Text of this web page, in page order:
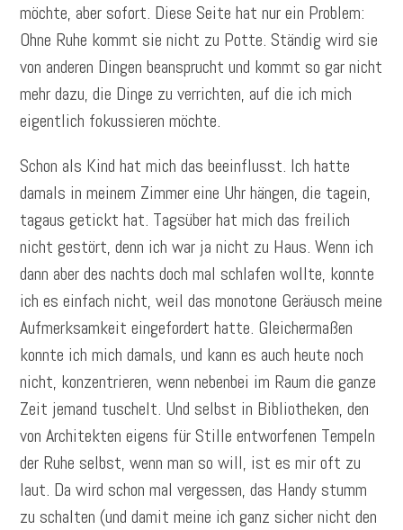
möchte, aber sofort. Diese Seite hat nur ein Problem:
Ohne Ruhe kommt sie nicht zu Potte. Ständig wird sie
von anderen Dingen beansprucht und kommt so gar nicht
mehr dazu, die Dinge zu verrichten, auf die ich mich
eigentlich fokussieren möchte.
Schon als Kind hat mich das beeinflusst. Ich hatte
damals in meinem Zimmer eine Uhr hängen, die tagein,
tagaus getickt hat. Tagsüber hat mich das freilich
nicht gestört, denn ich war ja nicht zu Haus. Wenn ich
dann aber des nachts doch mal schlafen wollte, konnte
ich es einfach nicht, weil das monotone Geräusch meine
Aufmerksamkeit eingefordert hatte. Gleichermaßen
konnte ich mich damals, und kann es auch heute noch
nicht, konzentrieren, wenn nebenbei im Raum die ganze
Zeit jemand tuschelt. Und selbst in Bibliotheken, den
von Architekten eigens für Stille entworfenen Tempeln
der Ruhe selbst, wenn man so will, ist es mir oft zu
laut. Da wird schon mal vergessen, das Handy stumm
zu schalten (und damit meine ich ganz sicher nicht den